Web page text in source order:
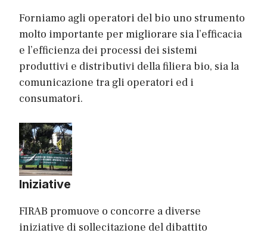
Forniamo agli operatori del bio uno strumento
molto importante per migliorare sia l’efficacia
e l’efficienza dei processi dei sistemi
produttivi e distributivi della filiera bio, sia la
comunicazione tra gli operatori ed i
consumatori.
Iniziative
FIRAB promuove o concorre a diverse
iniziative di sollecitazione del dibattito